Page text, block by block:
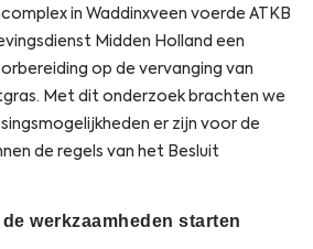
in Waddinxveen voerde ATKB
Midden Holland een
op de vervanging van
Met dit onderzoek brachten we
er zijn voor de
de regels van het Besluit
werkzaamheden starten